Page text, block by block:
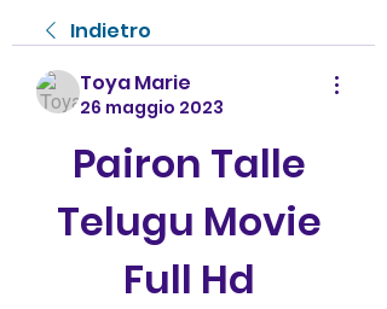
Indietro
Toya Marie
26 maggio 2023
Pairon Talle
Telugu Movie
Full Hd